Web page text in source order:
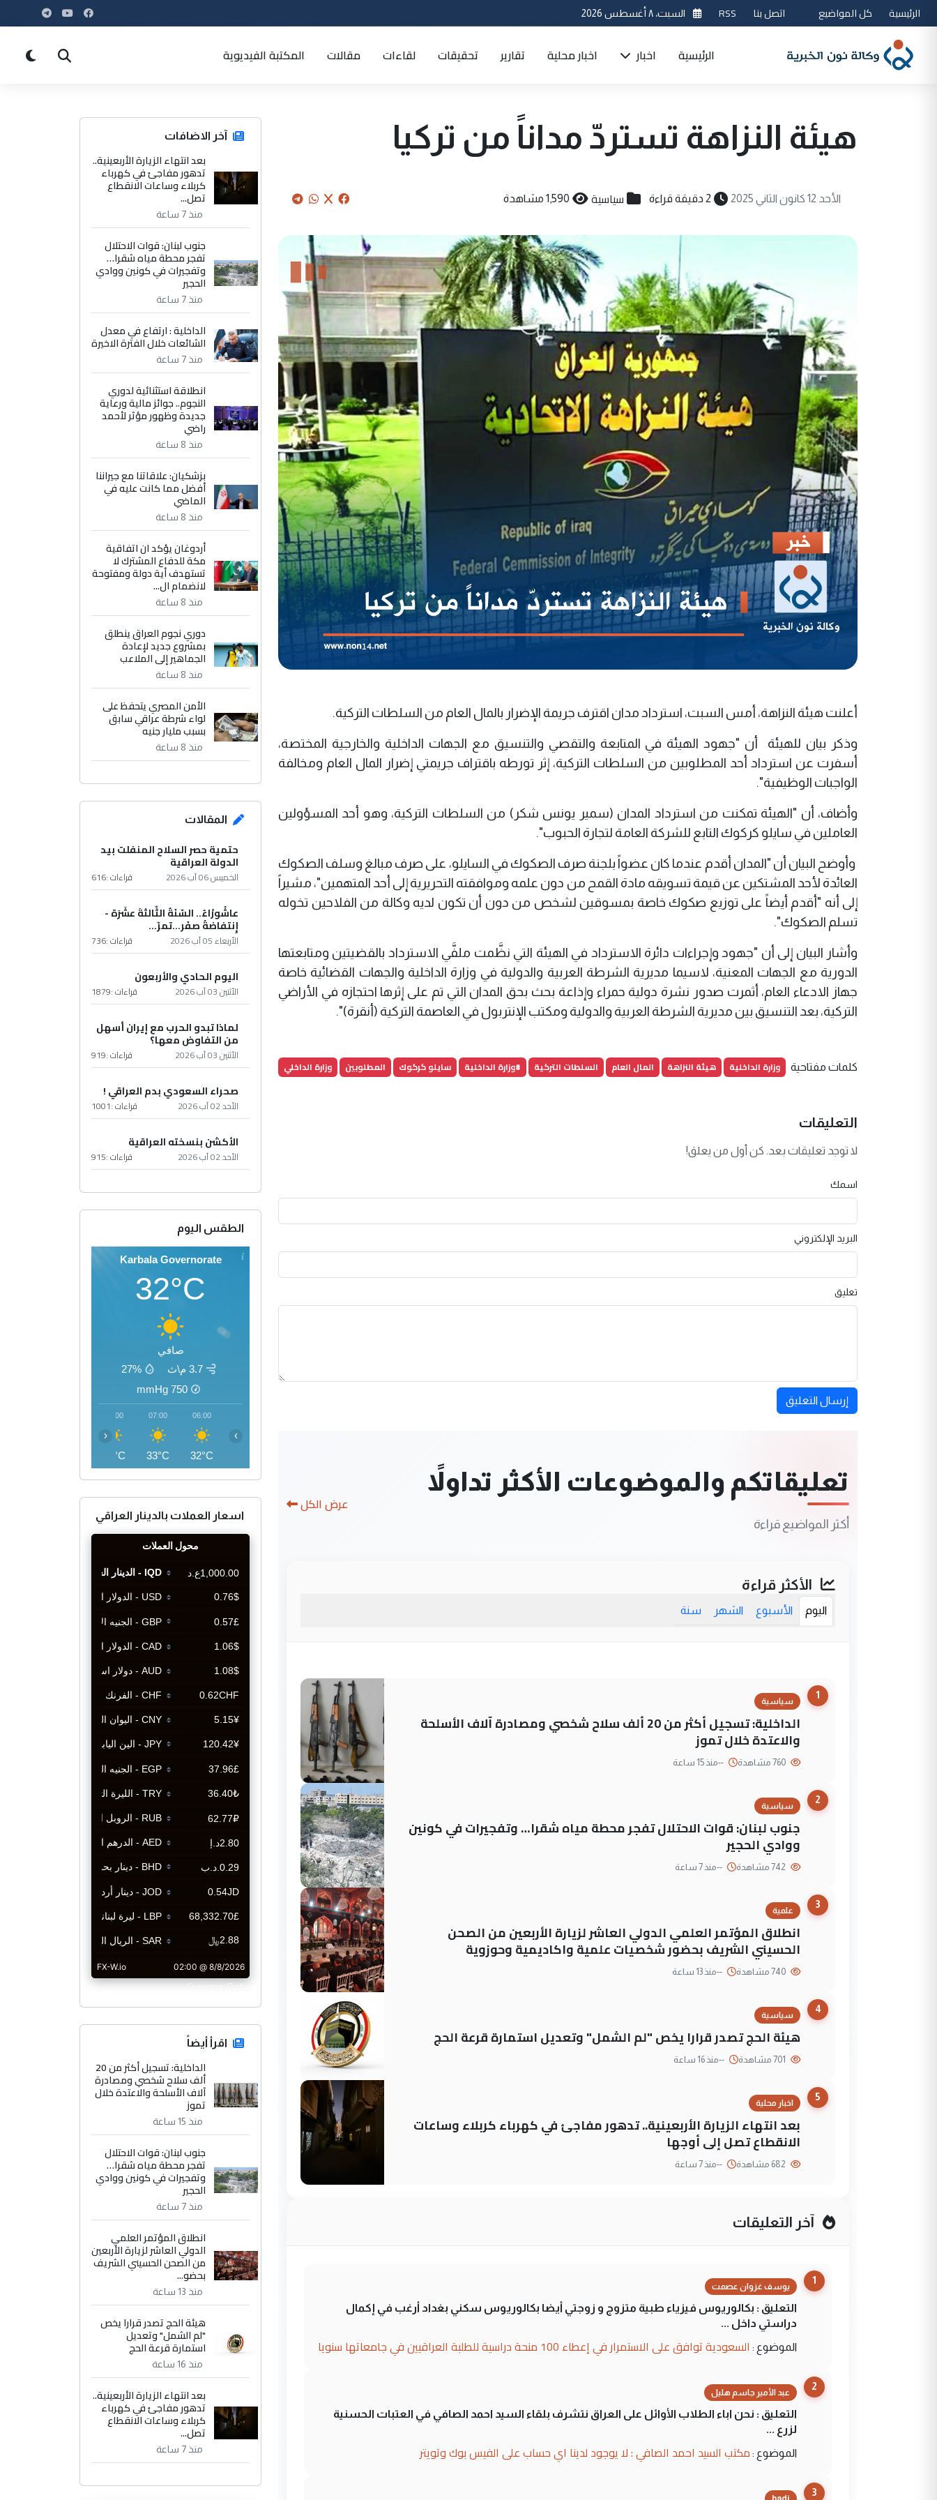
الرئيسية كل المواضيع اتصل بنا RSS السبت، ٨ أغسطس 2026
الرئيسية اخبار اخبار محلية تقارير تحقيقات لقاءات مقالات المكتبة الفيديوية
هيئة النزاهة تستردّ مداناً من تركيا
الأحد 12 كانون الثاني 2025 2 دقيقة قراءة سياسية 1,590 مشاهدة
أعلنت هيئة النزاهة، أمس السبت، استرداد مدان اقترف جريمة الإضرار بالمال العام من السلطات التركية.
وذكر بيان للهيئة أن "جهود الهيئة في المتابعة والتقصي والتنسيق مع الجهات الداخلية والخارجية المختصة،
أسفرت عن استرداد أحد المطلوبين من السلطات التركية، إثر تورطه باقتراف جريمتي إضرار المال العام ومخالفة
الواجبات الوظيفية".
وأضاف، أن "الهيئة تمكنت من استرداد المدان (سمير يونس شكر) من السلطات التركية، وهو أحد المسؤولين
العاملين في سايلو كركوك التابع للشركة العامة لتجارة الحبوب".
وأوضح البيان أن "المدان أقدم عندما كان عضواً بلجنة صرف الصكوك في السايلو، على صرف مبالغ وسلف الصكوك
العائدة لأحد المشتكين عن قيمة تسويقه مادة القمح من دون علمه وموافقته التحريرية إلى أحد المتهمين"، مشيراً
إلى أنه "أقدم أيضاً على توزيع صكوك خاصة بمسوقين لشخص من دون أن تكون لديه وكالة من الفلاحين تخوله
تسلم الصكوك".
وأشار البيان إلى أن "جهود وإجراءات دائرة الاسترداد في الهيئة التي نظَّمت ملفَّي الاسترداد بالقضيتين ومتابعتها
الدورية مع الجهات المعنية، لاسيما مديرية الشرطة العربية والدولية في وزارة الداخلية والجهات القضائية خاصة
جهاز الادعاء العام، أثمرت صدور نشرة دولية حمراء وإذاعة بحث بحق المدان التي تم على إثرها احتجازه في الأراضي
التركية، بعد التنسيق بين مديرية الشرطة العربية والدولية ومكتب الإنتربول في العاصمة التركية (أنقرة)".
كلمات مفتاحية وزارة الداخلية هيئة النزاهة المال العام السلطات التركية #وزارة الداخلية سايلو كركوك المطلوبين وزارة الداخلي
التعليقات
لا توجد تعليقات بعد. كن أول من يعلق!
اسمك
البريد الإلكتروني
تعليق
إرسال التعليق
تعليقاتكم والموضوعات الأكثر تداولاً
أكثر المواضيع قراءة
عرض الكل
الأكثر قراءة
اليوم الأسبوع الشهر سنة
1
سياسية
الداخلية: تسجيل أكثر من 20 ألف سلاح شخصي ومصادرة آلاف الأسلحة
والاعتدة خلال تموز
--منذ 15 ساعة
2
سياسية
جنوب لبنان: قوات الاحتلال تفجر محطة مياه شقرا… وتفجيرات في كونين
ووادي الحجير
--منذ 7 ساعة
3
علمية
انطلاق المؤتمر العلمي الدولي العاشر لزيارة الأربعين من الصحن
الحسيني الشريف بحضور شخصيات علمية واكاديمية وحوزوية
--منذ 13 ساعة
4
سياسية
هيئة الحج تصدر قرارا يخص "لم الشمل" وتعديل استمارة قرعة الحج
--منذ 16 ساعة
5
اخبار محلية
بعد انتهاء الزيارة الأربعينية.. تدهور مفاجئ في كهرباء كربلاء وساعات
الانقطاع تصل إلى أوجها
--منذ 7 ساعة
آخر التعليقات
1
يوسف غزوان عصمت
التعليق : بكالوريوس فيزياء طبية متزوج و زوجتي أيضا بكالوريوس سكني بغداد أرغب في إكمال
دراستي داخل ...
الموضوع : السعودية توافق على الاستمرار في إعطاء 100 منحة دراسية للطلبة العراقيين في جامعاتها سنويا
2
عبد الأمير جاسم هليل
التعليق : نحن اباء الطلاب الأوائل على العراق نتشرف بلقاء السيد احمد الصافي في العتبات الحسنية
لزرع ...
الموضوع : مكتب السيد احمد الصافي : لا يوجود لدينا اي حساب على الفيس بوك وتويتر
3
آخر الاضافات
بعد انتهاء الزيارة الأربعينية..
تدهور مفاجئ في كهرباء
كربلاء وساعات الانقطاع
تصل...
منذ 7 ساعة
جنوب لبنان: قوات الاحتلال
تفجر محطة مياه شقرا…
وتفجيرات في كونين ووادي
الحجير
منذ 7 ساعة
الداخلية : ارتفاع في معدل
الشائعات خلال الفترة الاخيرة
منذ 7 ساعة
انطلاقة استثنائية لدوري
النجوم.. جوائز مالية ورعاية
جديدة وظهور مؤثر لأحمد
راضي
منذ 8 ساعة
بزشكيان: علاقاتنا مع جيراننا
أفضل مما كانت عليه في
الماضي
منذ 8 ساعة
أردوغان يؤكد ان اتفاقية
مكة للدفاع المشترك لا
تستهدف أية دولة ومفتوحة
لانضمام ال...
منذ 8 ساعة
دوري نجوم العراق ينطلق
بمشروع جديد لإعادة
الجماهير إلى الملاعب
منذ 8 ساعة
الأمن المصري يتحفظ على
لواء شرطة عراقي سابق
بسبب مليار جنيه
منذ 8 ساعة
المقالات
حتمية حصر السلاح المنفلت بيد
الدولة العراقية
الخميس 06 آب 2026 قراءات :616
عاشُورْاءُ.. السّنَةُ الثّالثةَ عشَرَة -
إِنتفاضةُ صفَر…تمرّ...
الأربعاء 05 آب 2026 قراءات :736
اليوم الحادي والأربعون
الأثنين 03 آب 2026 قراءات :1879
لماذا تبدو الحرب مع إيران أسهل
من التفاوض معها؟
الأثنين 03 آب 2026 قراءات :919
صحراء السعودي بدم العراقي !
الأحد 02 آب 2026 قراءات :1001
الأكشن بنسخته العراقية
الأحد 02 آب 2026 قراءات :915
الطقس اليوم
Karbala Governorate
32°C
صافي
3.7 م\ث
27%
750
mmHg
06:00
32°C
07:00
33°C
08:00
36°C
‹ ›
اسعار العملات بالدينار العراقي
CurrencyRate
اقرأ أيضاً
الداخلية: تسجيل أكثر من 20
ألف سلاح شخصي ومصادرة
آلاف الأسلحة والاعتدة خلال
تموز
منذ 15 ساعة
جنوب لبنان: قوات الاحتلال
تفجر محطة مياه شقرا…
وتفجيرات في كونين ووادي
الحجير
منذ 7 ساعة
انطلاق المؤتمر العلمي
الدولي العاشر لزيارة الأربعين
من الصحن الحسيني الشريف
بحضو...
منذ 13 ساعة
هيئة الحج تصدر قرارا يخص
"لم الشمل" وتعديل
استمارة قرعة الحج
منذ 16 ساعة
بعد انتهاء الزيارة الأربعينية..
تدهور مفاجئ في كهرباء
كربلاء وساعات الانقطاع
تصل...
منذ 7 ساعة